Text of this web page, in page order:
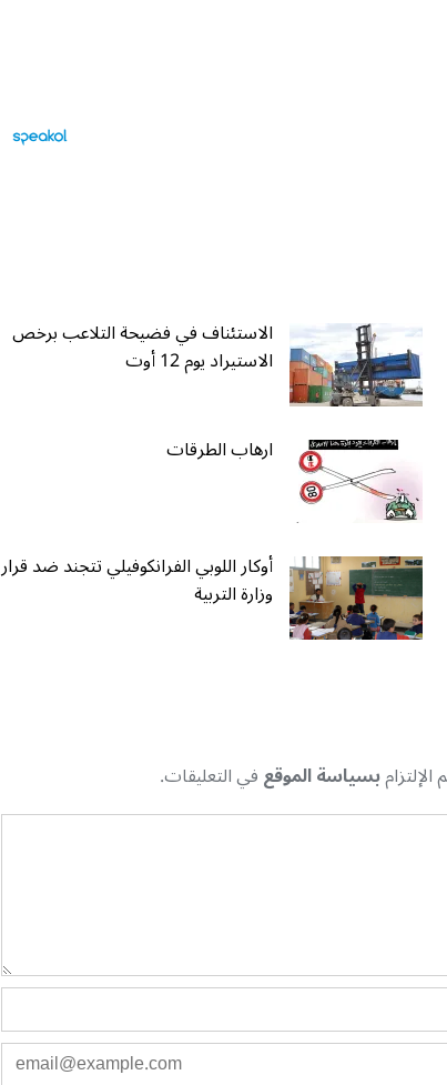
الاستئناف في فضيحة التلاعب برخص
الاستيراد يوم 12 أوت
ارهاب الطرقات
أوكار اللوبي الفرانكوفيلي تتجند ضد قرار
وزارة التربية
بسياسة الموقعفي التعليقات.